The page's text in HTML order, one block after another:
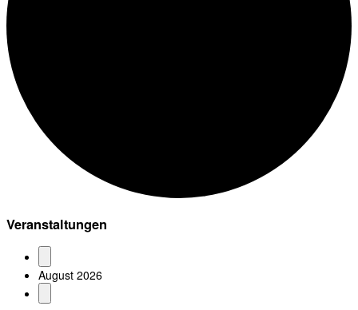
Veranstaltungen
August 2026